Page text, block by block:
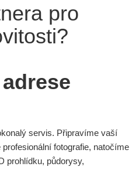
pro
servis. Připravíme vaší
fotografie, natočíme
prohlídku, půdorysy,